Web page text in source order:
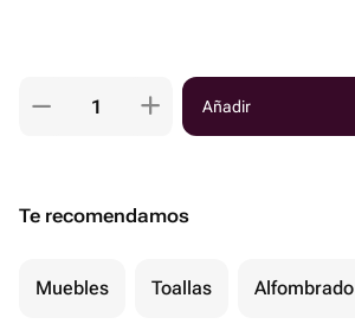
Añadir
Te recomendamos
Muebles Toallas Alfombrado